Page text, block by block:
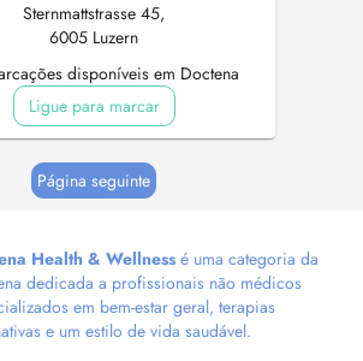
Sternmattstrasse 45,
6005 Luzern
disponíveis em Doctena
Ligue para marcar
Página seguinte
Health & Wellness é uma categoria da
dedicada a profissionais não médicos
em bem-estar geral, terapias
e um estilo de vida saudável.